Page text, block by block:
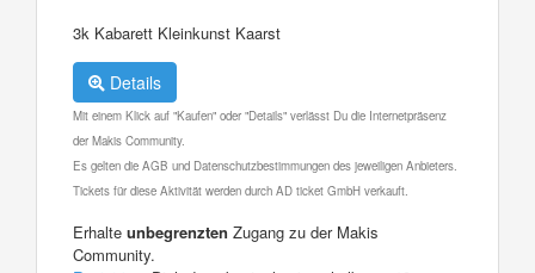
3k Kabarett Kleinkunst Kaarst
Details
Mit einem Klick auf "Kaufen" oder "Details" verlässt Du die Internetpräsenz
der Makis Community.
Es gelten die AGB und Datenschutzbestimmungen des jeweiligen Anbieters.
Tickets für diese Aktivität werden durch AD ticket GmbH verkauft.
Erhalte unbegrenzten Zugang zu der Makis
Community.